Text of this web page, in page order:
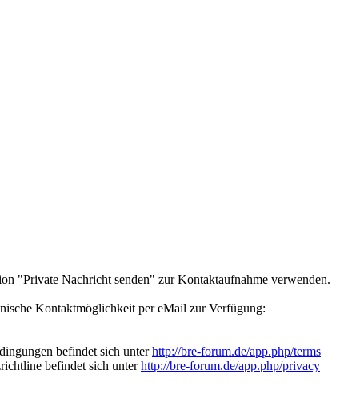
"Private Nachricht senden" zur Kontaktaufnahme verwenden.
Kontaktmöglichkeit per eMail zur Verfügung:
befindet sich unterhttp://bre-forum.de/app.php/terms
befindet sich unterhttp://bre-forum.de/app.php/privacy